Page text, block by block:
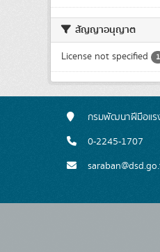
สัญญาอนุญาต
License not specified 1
กรมพัฒนาฝีมือแร
0-2245-1707